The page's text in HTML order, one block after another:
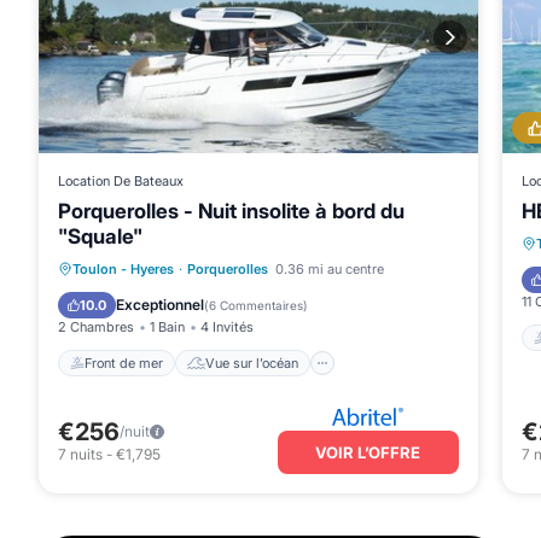
Location De Bateaux
Porquerolles - Nuit insolite à bord du
"Squale"
Toulon - Hyeres · Porquerolles 0.36 mi au centre
10.0 Exceptionnel(6 Commentaires)
2 Chambres 1 Bain 4 Invités
Front de mer Vue sur l’océan
Front de mer
Vue sur l’océan
Balcon/Terrasse
Vue
€256/nuit
7 nuits - €1,795 VOIR L’OFFRE
11
7